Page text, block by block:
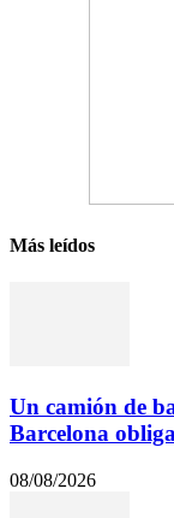
Más leídos
Un camión de
Barcelona
08/08/2026